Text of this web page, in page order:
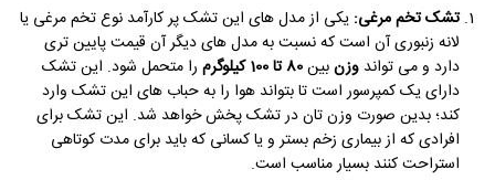
تشک تخم مرغی: یکی از مدل های این تشک پر کارآمد نوع تخم مرغی یا
لانه زنبوری آن است که نسبت به مدل های دیگر آن قیمت پایین تری
دارد و می تواند وزنبین
را متحمل شود. این تشک
دارای یک کمپرسور است تا بتواند هوا را به حباب های این تشک وارد
کند؛ بدین صورت وزن تان در تشک پخش خواهد شد. این تشک برای
افرادی که از بیماری زخم بستر و یا کسانی که باید برای مدت کوتاهی
استراحت کنند بسیار مناسب است.